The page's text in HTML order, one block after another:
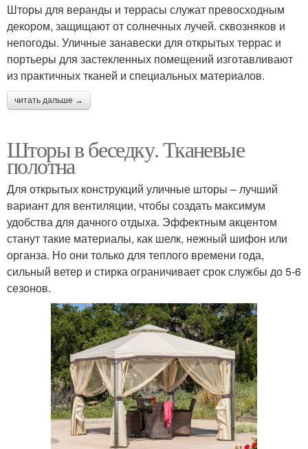
Шторы для веранды и террасы служат превосходным
декором, защищают от солнечных лучей. сквозняков и
непогоды. Уличные занавески для открытых террас и
портьеры для застекленных помещений изготавливают
из практичных тканей и специальных материалов.
читать дальше →
Шторы в беседку. Тканевые
полотна
Для открытых конструкций уличные шторы – лучший
вариант для вентиляции, чтобы создать максимум
удобства для дачного отдыха. Эффектным акцентом
станут такие материалы, как шелк, нежный шифон или
органза. Но они только для теплого времени года,
сильный ветер и стирка ограничивает срок службы до 5-6
сезонов.